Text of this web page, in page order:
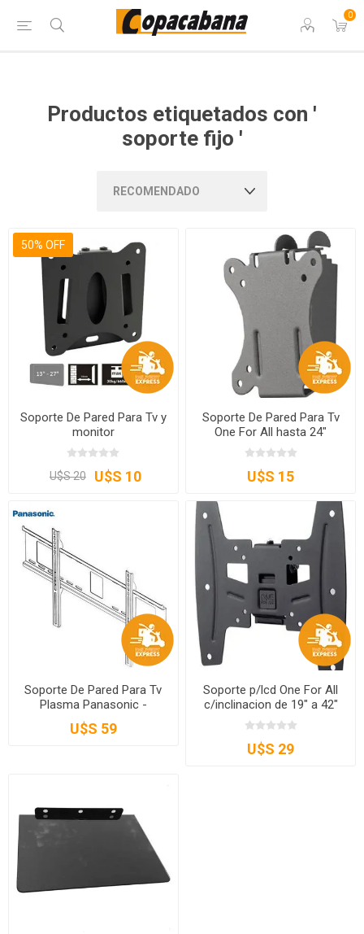
0
Productos etiquetados con '
soporte fijo '
50% OFF
Soporte De Pared Para Tv y
monitor
U$S 20 U$S 10
Soporte De Pared Para Tv
One For All hasta 24"
U$S 15
Soporte De Pared Para Tv
Plasma Panasonic -
TYYU42K
U$S 59
Soporte p/lcd One For All
c/inclinacion de 19" a 42"
U$S 29